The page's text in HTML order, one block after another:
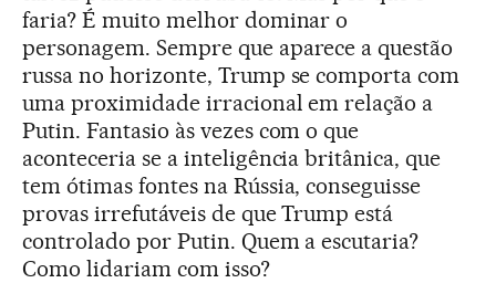
faria? É muito melhor dominar o
personagem. Sempre que aparece a questão
russa no horizonte, Trump se comporta com
uma proximidade irracional em relação a
Putin. Fantasio às vezes com o que
aconteceria se a inteligência britânica, que
tem ótimas fontes na Rússia, conseguisse
provas irrefutáveis de que Trump está
controlado por Putin. Quem a escutaria?
Como lidariam com isso?